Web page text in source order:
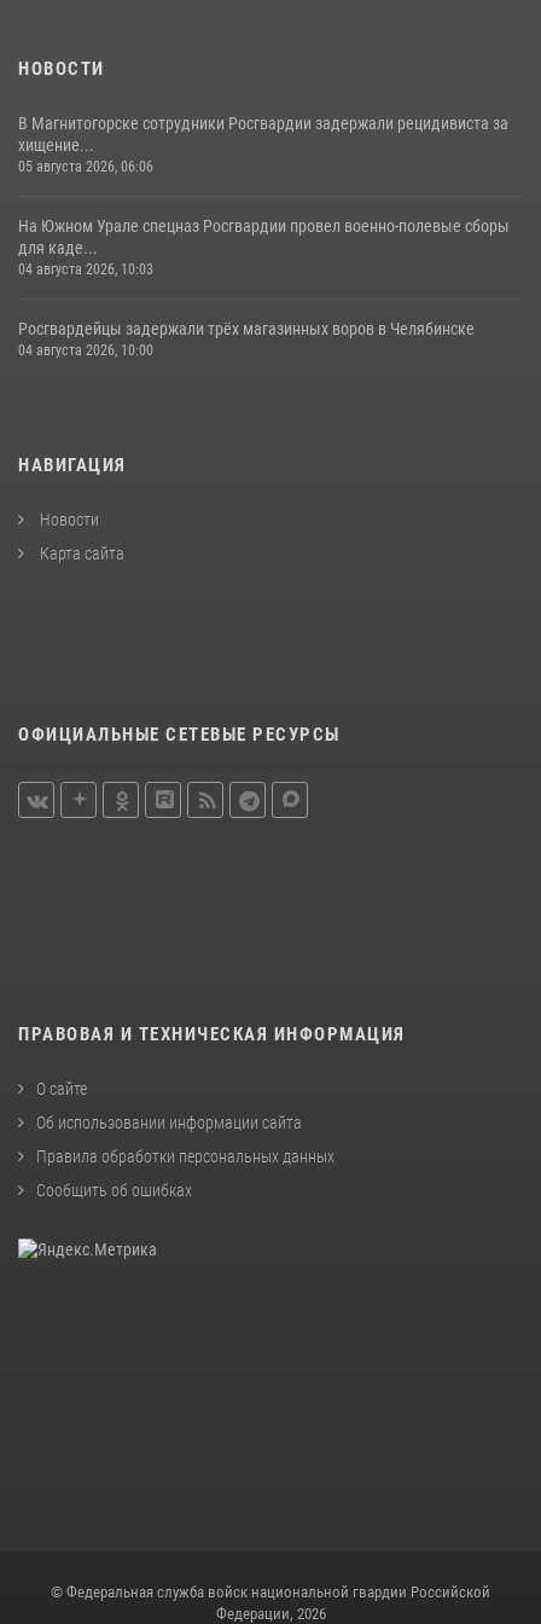
НОВОСТИ
В Магнитогорске сотрудники Росгвардии задержали рецидивиста за
хищение...
05 августа 2026, 06:06
На Южном Урале спецназ Росгвардии провел военно-полевые сборы
для каде...
04 августа 2026, 10:03
Росгвардейцы задержали трёх магазинных воров в Челябинске
04 августа 2026, 10:00
НАВИГАЦИЯ
Новости
Карта сайта
ОФИЦИАЛЬНЫЕ СЕТЕВЫЕ РЕСУРСЫ
ПРАВОВАЯ И ТЕХНИЧЕСКАЯ ИНФОРМАЦИЯ
О сайте
Об использовании информации сайта
Правила обработки персональных данных
Сообщить об ошибках
© Федеральная служба войск национальной гвардии Российской
Федерации, 2026